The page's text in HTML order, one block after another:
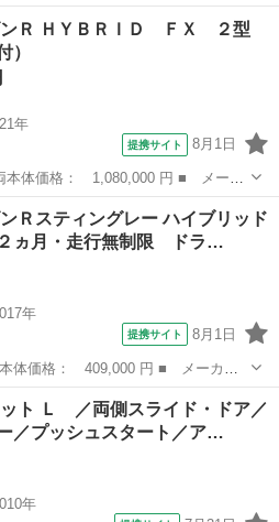
ンＲ ■ グレード名： ＦＸ 保証
キーレスエントリー アイドリング
ンＲ ＨＹＢＲＩＤ ＦＸ ２型
）
年
提携サイト 8月1日
ンＲ ■ グレード名： ＨＹＢＲ
■ ドア枚数： 5D ■ ...
Ｒスティングレー ハイブリッド
ヵ月・走行無制限 ドラ…
年
提携サイト 8月1日
Ｒスティングレー ■ グレード
月・走行無制限 ドライブレコー
ト Ｌ ／両側スライド・ドア／
／プッシュスタート／ア…
年